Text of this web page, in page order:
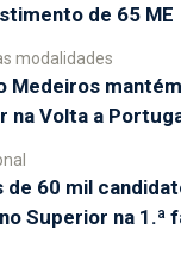
de 65 ME
modalidades
Medeiros
na Volta a
de 60 mil
Superior na 1.ª